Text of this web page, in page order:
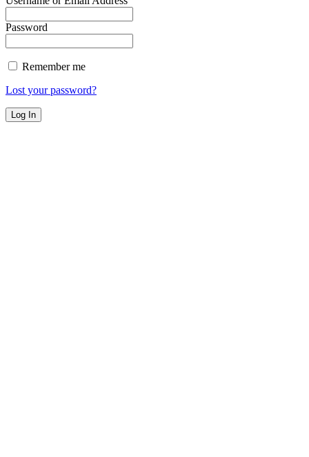
Password
Remember me
Lost your password?